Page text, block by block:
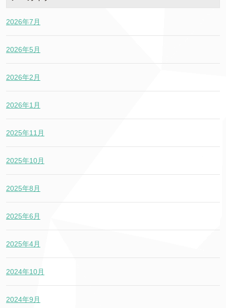
2026年7月
2026年5月
2026年2月
2026年1月
2025年11月
2025年10月
2025年8月
2025年6月
2025年4月
2024年10月
2024年9月